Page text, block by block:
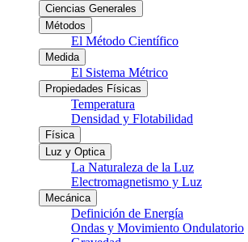
Ciencias Generales
Métodos
El Método Científico
Medida
El Sistema Métrico
Propiedades Físicas
Temperatura
Densidad y Flotabilidad
Física
Luz y Optica
La Naturaleza de la Luz
Electromagnetismo y Luz
Mecánica
Definición de Energía
Ondas y Movimiento Ondulatorio